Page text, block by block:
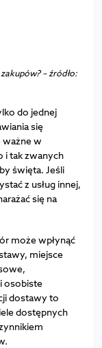
– źródło:
do jednej
się
w
i tak zwanych
święta. Jeśli
z usług innej,
się na
może wpłynąć
miejsce
osobiste
dostawy to
dostępnych